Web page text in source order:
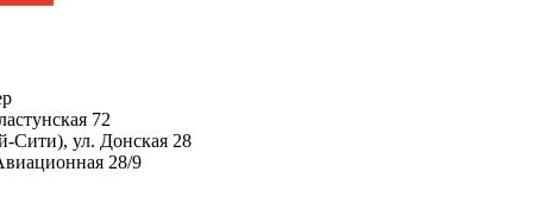
72
Сити), ул. Донская 28
28/9